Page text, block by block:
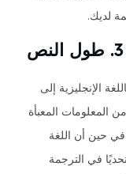
لديك.
3. طول النص
المكون من 500 كلمة باللغة الإنجليزية إلى
من المعلومات المعبأة
في حين أن اللغة
في الترجمة